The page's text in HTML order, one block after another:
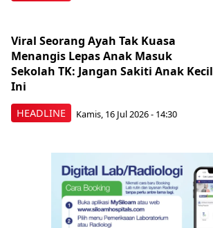
HEADLINE
Viral Seorang Ayah Tak Kuasa
Menangis Lepas Anak Masuk
Sekolah TK: Jangan Sakiti Anak Kecil
Ini
Kamis, 16 Jul 2026 - 14:30